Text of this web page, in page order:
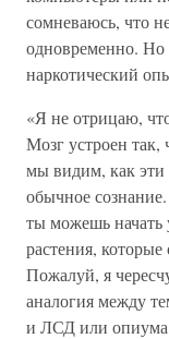
сомневаюсь, что
одновременно. Но
наркотический
«Я не отрицаю,
Мозг устроен так,
мы видим, как
обычное
ты можешь начать
растения, которые
Пожалуй, я
аналогия между
и ЛСД или